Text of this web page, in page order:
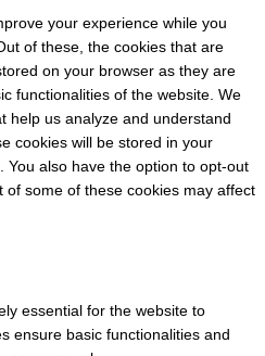
your experience while you
of these, the cookies that are
on your browser as they are
functionalities of the website. We
help us analyze and understand
cookies will be stored in your
You also have the option to opt-out
of some of these cookies may affect
essential for the website to
ensure basic functionalities and